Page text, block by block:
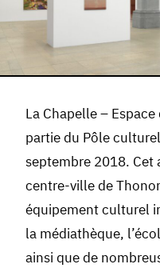
La Chapelle –
partie du Pôle
septembre 2018. Cet
centre-ville de
équipement culturel
la médiathèque,
ainsi que de